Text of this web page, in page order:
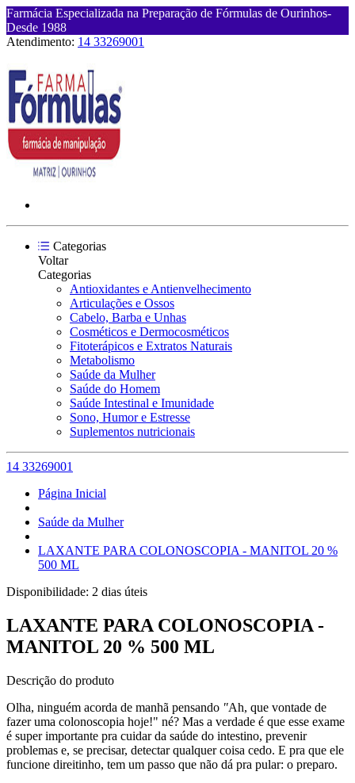
Farmácia Especializada na Preparação de Fórmulas de Ourinhos-
Desde 1988
Atendimento: 14 33269001
Categorias
Voltar
Categorias
Antioxidantes e Antienvelhecimento
Articulações e Ossos
Cabelo, Barba e Unhas
Cosméticos e Dermocosméticos
Fitoterápicos e Extratos Naturais
Metabolismo
Saúde da Mulher
Saúde do Homem
Saúde Intestinal e Imunidade
Sono, Humor e Estresse
Suplementos nutricionais
14 33269001
Página Inicial
Saúde da Mulher
LAXANTE PARA COLONOSCOPIA - MANITOL 20 %
500 ML
Disponibilidade: 2 dias úteis
LAXANTE PARA COLONOSCOPIA -
MANITOL 20 % 500 ML
Descrição do produto
Olha, ninguém acorda de manhã pensando "Ah, que vontade de
fazer uma colonoscopia hoje!" né? Mas a verdade é que esse exame
é super importante pra cuidar da saúde do intestino, prevenir
problemas e, se precisar, detectar qualquer coisa cedo. E pra que ele
funcione direitinho, tem um passo que não dá pra pular: o preparo.